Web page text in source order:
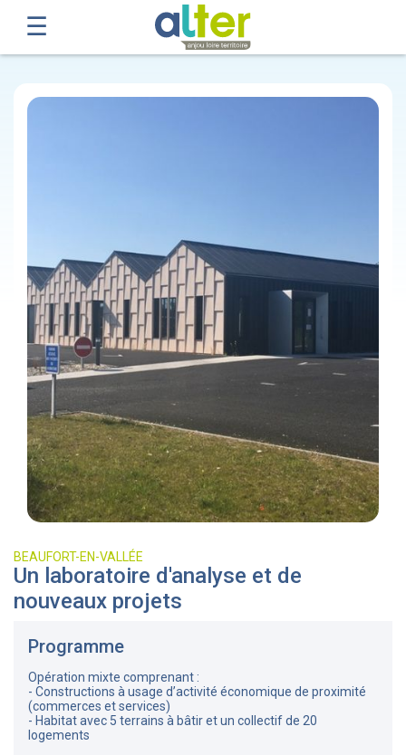
BEAUFORT-EN-VALLÉE
Un laboratoire d'analyse et de
nouveaux projets
Programme
Opération mixte comprenant :
- Constructions à usage d’activité économique de proximité
(commerces et services)
- Habitat avec 5 terrains à bâtir et un collectif de 20
logements